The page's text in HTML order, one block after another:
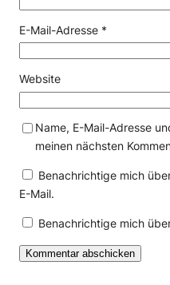
E-Mail-Adresse *
Website
Name, E-Mail-Adresse
meinen nächsten
Benachrichtige mich
E-Mail.
Benachrichtige mich